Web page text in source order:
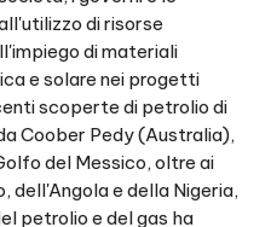
di risorse
di materiali
e solare nei progetti
scoperte di petrolio di
Coober Pedy (Australia),
del Messico, oltre ai
dell'Angola e della Nigeria,
petrolio e del gas ha